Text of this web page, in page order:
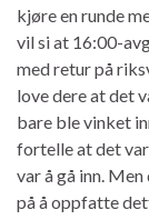
kjøre en runde
vil si at 16:00-
med retur på
love dere at det
bare ble vinket
fortelle at det
var å gå inn.
på å oppfatte